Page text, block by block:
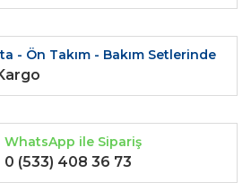
- Ön Takım - Bakım Setlerinde
WhatsApp ile Sipariş
0 (533) 408 36 73